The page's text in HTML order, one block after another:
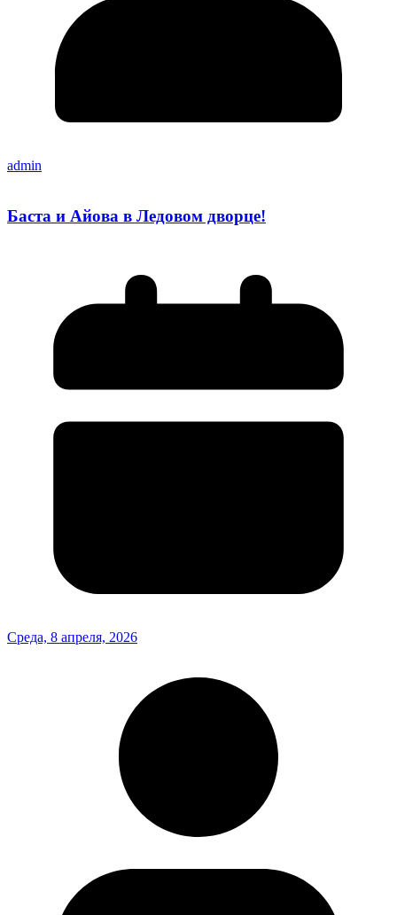
admin
Баста и Айова в Ледовом дворце!
Среда, 8 апреля, 2026